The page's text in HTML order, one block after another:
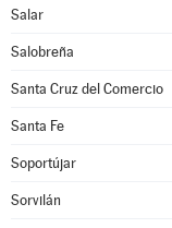
Salar
Salobreña
Santa Cruz del Comercio
Santa Fe
Soportújar
Sorvilán